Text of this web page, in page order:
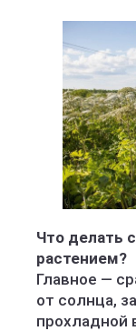
Что делать
растением?
Главное —
от солнца,
прохладной